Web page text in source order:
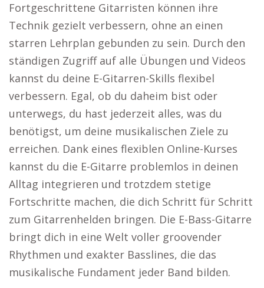
Fortgeschrittene Gitarristen können ihre
Technik gezielt verbessern, ohne an einen
starren Lehrplan gebunden zu sein. Durch den
ständigen Zugriff auf alle Übungen und Videos
kannst du deine E-Gitarren-Skills flexibel
verbessern. Egal, ob du daheim bist oder
unterwegs, du hast jederzeit alles, was du
benötigst, um deine musikalischen Ziele zu
erreichen. Dank eines flexiblen Online-Kurses
kannst du die E-Gitarre problemlos in deinen
Alltag integrieren und trotzdem stetige
Fortschritte machen, die dich Schritt für Schritt
zum Gitarrenhelden bringen. Die E-Bass-Gitarre
bringt dich in eine Welt voller groovender
Rhythmen und exakter Basslines, die das
musikalische Fundament jeder Band bilden.